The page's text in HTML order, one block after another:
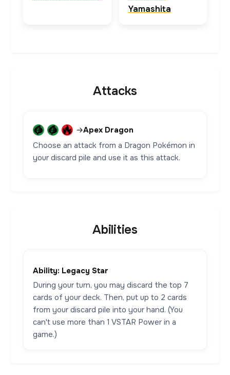
Yamashita
Attacks
→Apex Dragon
Choose an attack from a Dragon Pokémon in
your discard pile and use it as this attack.
Abilities
Ability: Legacy Star
During your turn, you may discard the top 7
cards of your deck. Then, put up to 2 cards
from your discard pile into your hand. (You
can't use more than 1 VSTAR Power in a
game.)